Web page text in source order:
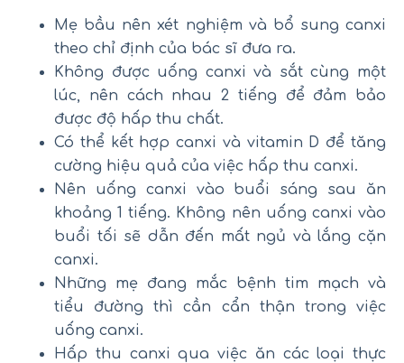
Mẹ bầu nên xét nghiệm và bổ sung canxi
theo chỉ định của bác sĩ đưa ra.
Không được uống canxi và sắt cùng một
lúc, nên cách nhau 2 tiếng để đảm bảo
được độ hấp thu chất.
Có thể kết hợp canxi và vitamin D để tăng
cường hiệu quả của việc hấp thu canxi.
Nên uống canxi vào buổi sáng sau ăn
khoảng 1 tiếng. Không nên uống canxi vào
buổi tối sẽ dẫn đến mất ngủ và lắng cặn
canxi.
Những mẹ đang mắc bệnh tim mạch và
tiểu đường thì cần cẩn thận trong việc
uống canxi.
Hấp thu canxi qua việc ăn các loại thực